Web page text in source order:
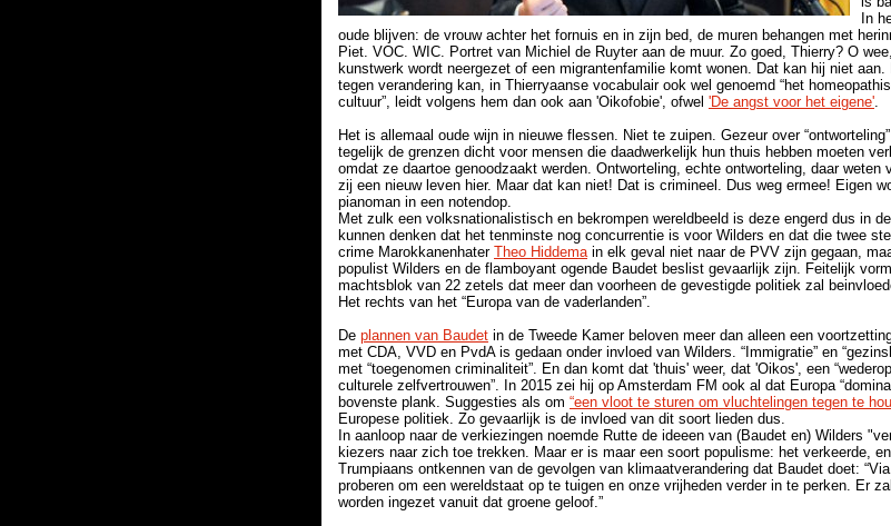
In
oude blijven: de vrouw achter het fornuis en in zijn bed, de muren behangen met
Piet. VOC. WIC. Portret van Michiel de Ruyter aan de muur. Zo goed, Thierry? O
kunstwerk wordt neergezet of een migrantenfamilie komt wonen. Dat kan hij niet
tegen verandering kan, in Thierryaanse vocabulair ook wel genoemd “het
cultuur”, leidt volgens hem dan ook aan 'Oikofobie', ofwel 'De angst voor het eigene'.
Het is allemaal oude wijn in nieuwe flessen. Niet te zuipen. Gezeur over
tegelijk de grenzen dicht voor mensen die daadwerkelijk hun thuis hebben moeten
omdat ze daartoe genoodzaakt werden. Ontworteling, echte ontworteling, daar
zij een nieuw leven hier. Maar dat kan niet! Dat is crimineel. Dus weg ermee! Eigen
pianoman in een notendop.
Met zulk een volksnationalistisch en bekrompen wereldbeeld is deze engerd dus in
kunnen denken dat het tenminste nog concurrentie is voor Wilders en dat die twee
crime Marokkanenhater Theo Hiddemain elk geval niet naar de PVV zijn gegaan,
populist Wilders en de flamboyant ogende Baudet beslist gevaarlijk zijn. Feitelijk
machtsblok van 22 zetels dat meer dan voorheen de gevestigde politiek zal
Het rechts van het “Europa van de vaderlanden”.
De plannen van Baudet in de Tweede Kamer beloven meer dan alleen een
met CDA, VVD en PvdA is gedaan onder invloed van Wilders. “Immigratie” en
met “toegenomen criminaliteit”. En dan komt dat 'thuis' weer, dat 'Oikos', een
culturele zelfvertrouwen”. In 2015 zei hij op Amsterdam FM ook al dat Europa
bovenste plank. Suggesties als om “een vloot te sturen om vluchtelingen tegen te
Europese politiek. Zo gevaarlijk is de invloed van dit soort lieden dus.
In aanloop naar de verkiezingen noemde Rutte de ideeen van (Baudet en) Wilders
kiezers naar zich toe trekken. Maar er is maar een soort populisme: het verkeerde,
Trumpiaans ontkennen van de gevolgen van klimaatverandering dat Baudet doet:
proberen om een wereldstaat op te tuigen en onze vrijheden verder in te perken. Er
worden ingezet vanuit dat groene geloof.”